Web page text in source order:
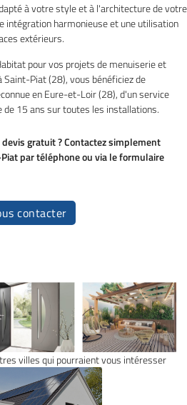
à votre style et à l'architecture de votre
intégration harmonieuse et une utilisation
extérieurs.
pour vos projets de menuiserie et
Piat (28), vous bénéficiez de
en Eure-et-Loir (28), d'un service
de 15 ans sur toutes les installations.
gratuit ? Contactez simplement
par téléphone ou via le formulaire
contacter
villes qui pourraient vous intéresser